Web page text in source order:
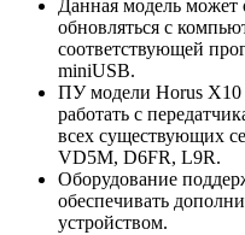
Данная модель может
обновляться с
соответствующей
miniUSB.
ПУ модели Horus X10
работать с
всех существующих
VD5M, D6FR, L9R.
Оборудование
обеспечивать
устройством.